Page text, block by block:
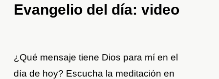
Evangelio del día: video
¿Qué mensaje tiene Dios para mí en el
día de hoy? Escucha la meditación en